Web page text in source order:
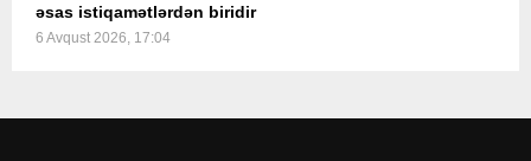
əsas istiqamətlərdən biridir
6 Avqust 2026, 17:04